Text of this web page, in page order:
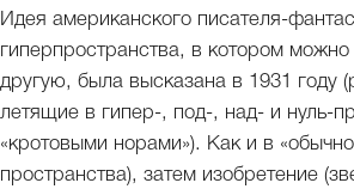
Идея американского писателя-
гиперпространства, в котором
другую, была высказана в 1931 году
летящие в гипер-, под-, над- и нуль-
«кротовыми норами»). Как и в
пространства), затем изобретение